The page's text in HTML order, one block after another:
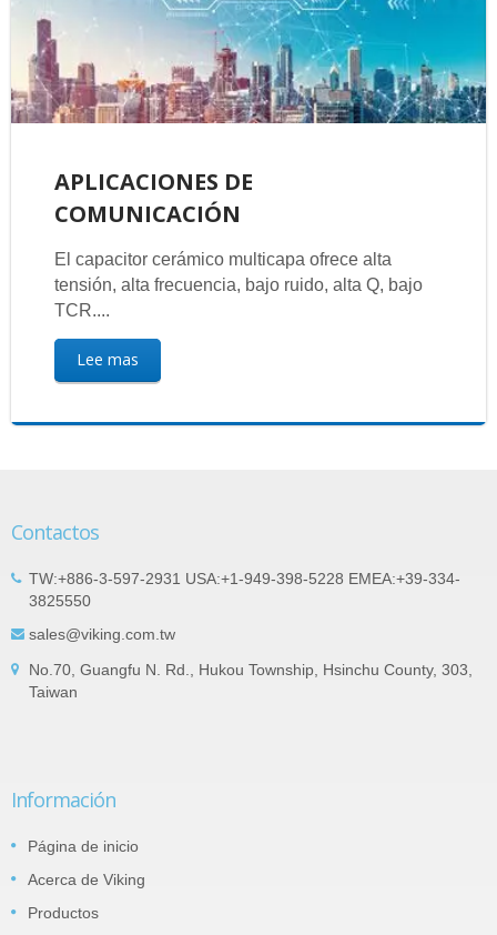
APLICACIONES DE
COMUNICACIÓN
El capacitor cerámico multicapa ofrece alta
tensión, alta frecuencia, bajo ruido, alta Q, bajo
TCR....
Lee mas
Contactos
TW:+886-3-597-2931 USA:+1-949-398-5228 EMEA:+39-334-
3825550
sales@viking.com.tw
No.70, Guangfu N. Rd., Hukou Township, Hsinchu County, 303,
Taiwan
Información
Página de inicio
Acerca de Viking
Productos